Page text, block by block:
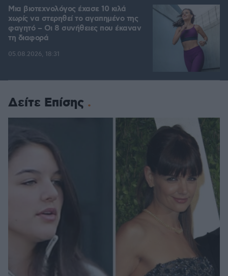
Μια βιοτεχνολόγος έχασε 10 κιλά
χωρίς να στερηθεί το αγαπημένο της
φαγητό – Οι 8 συνήθειες που έκαναν
τη διαφορά
05.08.2026, 18:31
Δείτε Επίσης